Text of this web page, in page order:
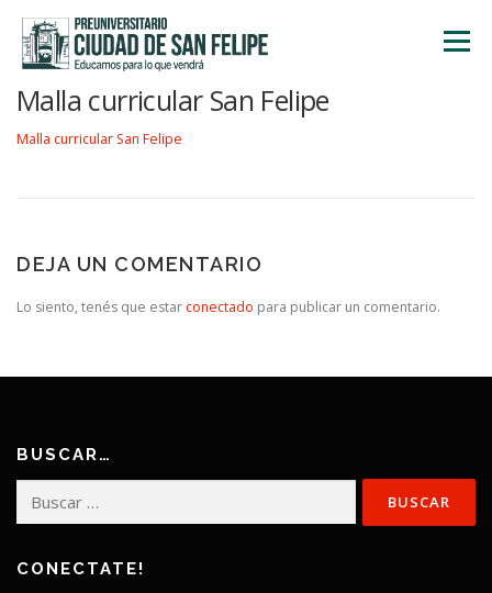
contenido
Menú
Malla curricular San Felipe
Malla curricular San Felipe
DEJA UN COMENTARIO
Lo siento, tenés que estar conectado para publicar un comentario.
BUSCAR…
CONECTATE!